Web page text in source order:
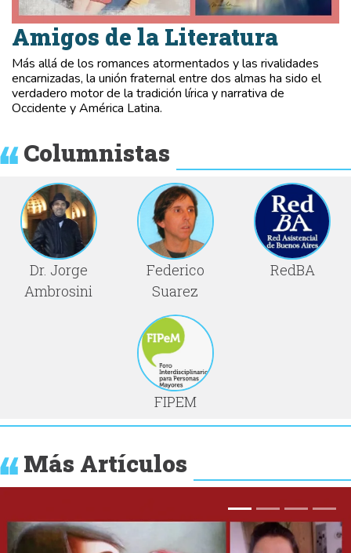
Amigos de la Literatura
Más allá de los romances atormentados y las rivalidades
encarnizadas, la unión fraternal entre dos almas ha sido el
verdadero motor de la tradición lírica y narrativa de
Occidente y América Latina.
Columnistas
Dr. Jorge
Ambrosini
Federico
Suarez
RedBA
FIPEM
Más Artículos